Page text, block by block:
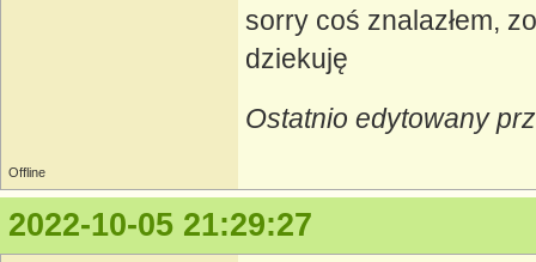
sorry coś znalazłem,
dziekuję
Ostatnio edytowany
Offline
2022-10-05 21:29:27